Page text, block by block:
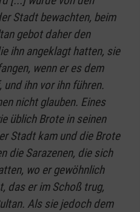
Stadt bewachten, beim
gebot daher den
ihn angeklagt hatten, sie
wenn er es dem
ihn vor ihn führen.
nicht glauben. Eines
üblich Brote in seinen
Stadt kam und die Brote
die Sarazenen, die sich
wo er gewöhnlich
das er im Schoß trug,
Als sie jedoch dem